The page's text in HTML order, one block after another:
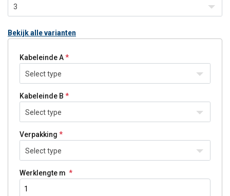
3
Bekijk alle varianten
Kabeleinde A
Select type
Kabeleinde B
Select type
Verpakking
Select type
Werklengte m